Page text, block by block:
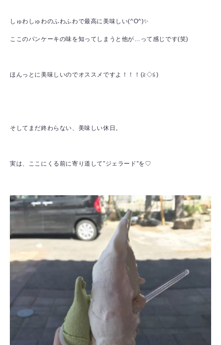
しゅわしゅわのふわふわで最高に美味しい(^O^)✨
ここのパンケーキの味を知ってしまうと他が…って感じです(笑)
ほんっとに美味しいのでオススメですよ！！！(≧◇≦)
そしてまだ終わらない、美味しい休日。
実は、ここにくる前に寄り道して”ジェラード”を♡